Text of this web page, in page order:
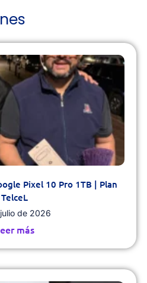
Pixel 10 Pro 1TB | Plan
TelceL
de 2026
más